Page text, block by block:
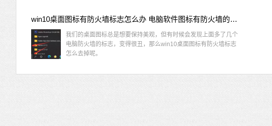
win10桌面图标有防火墙标志怎么办 电脑软件图标有防火墙的小图标怎么去掉
我们的桌面图标总是想要保持美观，但有时候会发现上面多了几个
电脑防火墙的标志，变得很丑，那么win10桌面图标有防火墙标志
怎么去掉呢。